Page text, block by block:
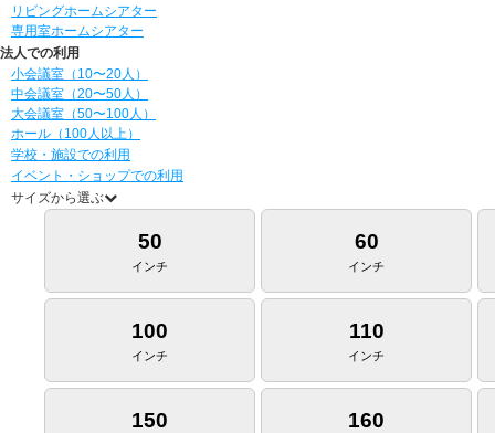
リビングホームシアター
専用室ホームシアター
法人での利用
小会議室（10〜20人）
中会議室（20〜50人）
大会議室（50〜100人）
ホール（100人以上）
学校・施設での利用
イベント・ショップでの利用
サイズから選ぶ
50
インチ
60
インチ
100
インチ
110
インチ
150 160